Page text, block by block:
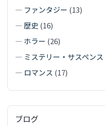
— ファンタジー (13)
—歴史 (16)
— ホラー (26)
— ミステリー・サスペンス
— ロマンス (17)
ブログ